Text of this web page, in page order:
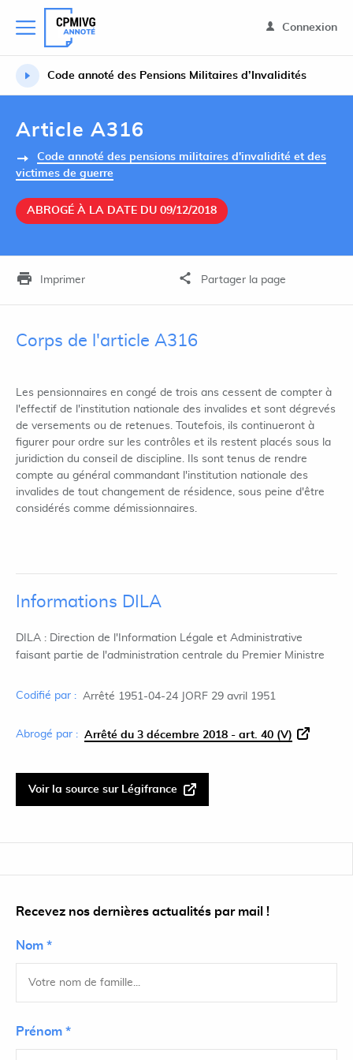
Connexion
Code annoté des Pensions Militaires d’Invalidités
Article A316
Code annoté des pensions militaires d'invalidité et des
victimes de guerre
ABROGÉ À LA DATE DU 09/12/2018
Imprimer Partager la page
Corps de l'article A316
Les pensionnaires en congé de trois ans cessent de compter à
l'effectif de l'institution nationale des invalides et sont dégrevés
de versements ou de retenues. Toutefois, ils continueront à
figurer pour ordre sur les contrôles et ils restent placés sous la
juridiction du conseil de discipline. Ils sont tenus de rendre
compte au général commandant l'institution nationale des
invalides de tout changement de résidence, sous peine d'être
considérés comme démissionnaires.
Informations DILA
DILA : Direction de l'Information Légale et Administrative
faisant partie de l'administration centrale du Premier Ministre
Codifié par : Arrêté 1951-04-24 JORF 29 avril 1951
Abrogé par : Arrêté du 3 décembre 2018 - art. 40 (V)
Voir la source sur Légifrance
Recevez nos dernières actualités par mail !
Nom *
Prénom *